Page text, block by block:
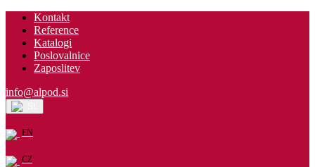
Kontakt
Reference
Katalogi
Poslovalnice
Zaposlitev
info@alpod.si
EN
CZ